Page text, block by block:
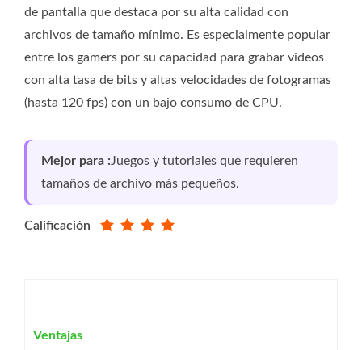
de pantalla que destaca por su alta calidad con
archivos de tamaño mínimo. Es especialmente popular
entre los gamers por su capacidad para grabar videos
con alta tasa de bits y altas velocidades de fotogramas
(hasta 120 fps) con un bajo consumo de CPU.
Mejor para :Juegos y tutoriales que requieren
tamaños de archivo más pequeños.
Calificación
Ventajas